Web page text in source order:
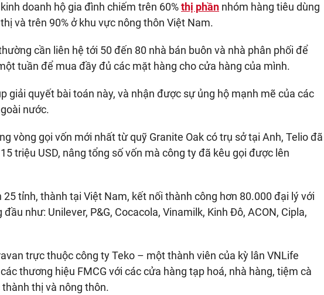
doanh hộ gia đình chiếm trên 60%thị phần nhóm hàng tiêu dùng
và trên 90% ở khu vực nông thôn Việt Nam.
cần liên hệ tới 50 đến 80 nhà bán buôn và nhà phân phối để
tuần để mua đầy đủ các mặt hàng cho cửa hàng của mình.
giải quyết bài toán này, và nhận được sự ủng hộ mạnh mẽ của các
nước.
vòng gọi vốn mới nhất từ quỹ Granite Oak có trụ sở tại Anh, Telio đã
triệu USD, nâng tổng số vốn mà công ty đã kêu gọi được lên
tỉnh, thành tại Việt Nam, kết nối thành công hơn 80.000 đại lý với
đầu như: Unilever, P&G, Cocacola, Vinamilk, Kinh Đô, ACON, Cipla,
trực thuộc công ty Teko – một thành viên của kỳ lân VNLife
thương hiệu FMCG với các cửa hàng tạp hoá, nhà hàng, tiệm cà
thị và nông thôn.